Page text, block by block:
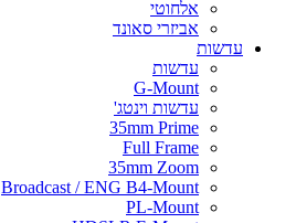
אלחוטי
אביזרי סאונד
עדשות
עדשות
G-Mount
עדשות וינטג'
35mm Prime
Full Frame
35mm Zoom
Broadcast / ENG B4-Mount
PL-Mount